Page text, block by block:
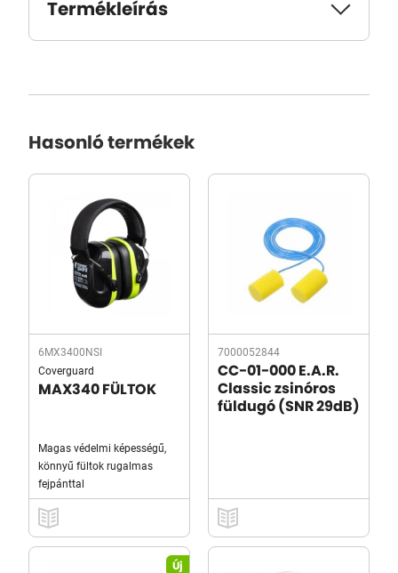
Termékleírás
Hasonló termékek
6MX3400NSI
Coverguard
MAX340 FÜLTOK
Magas védelmi képességű,
könnyű fültok rugalmas
fejpánttal
7000052844
CC-01-000 E.A.R.
Classic zsinóros
füldugó (SNR 29dB)
Új